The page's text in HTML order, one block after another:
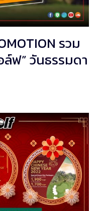
รวม
ฟ” วันธรรมดา